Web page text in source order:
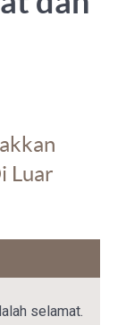
Luar
selamat.